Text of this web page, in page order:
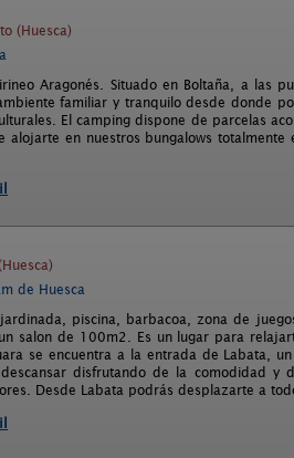
(Huesca)
Aragonés. Situado en Boltaña, a las
familiar y tranquilo desde donde
El camping dispone de parcelas
en nuestros bungalows totalmente
de Huesca
piscina, barbacoa, zona de
salon de 100m2. Es un lugar para
se encuentra a la entrada de Labata,
disfrutando de la comodidad y
Desde Labata podrás desplazarte a